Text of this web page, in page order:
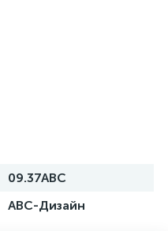
09.37ABC
АВС-Дизайн